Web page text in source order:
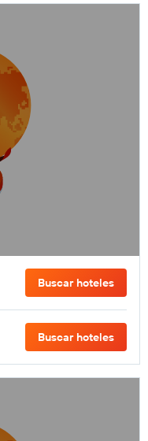
Buscar hoteles
Buscar hoteles